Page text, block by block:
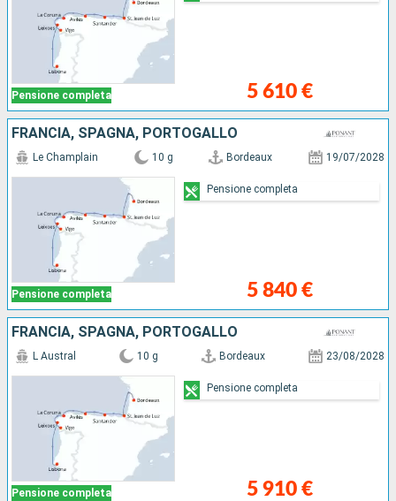
Pensione completa 5 610 €
FRANCIA, SPAGNA, PORTOGALLO
Pensione completa
Le Champlain 10 g Bordeaux 19/07/2028
5 840 €
Pensione completa
FRANCIA, SPAGNA, PORTOGALLO
Pensione completa
L Austral 10 g Bordeaux 23/08/2028
5 910 €
Pensione completa